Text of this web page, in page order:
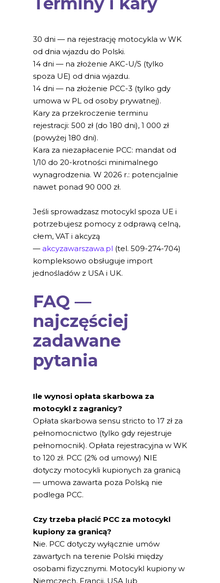
30 dni — na rejestrację motocykla w WK
od dnia wjazdu do Polski.
14 dni — na złożenie AKC-U/S (tylko
spoza UE) od dnia wjazdu.
14 dni — na złożenie PCC-3 (tylko gdy
umowa w PL od osoby prywatnej).
Kary za przekroczenie terminu
rejestracji: 500 zł (do 180 dni), 1 000 zł
(powyżej 180 dni).
Kara za niezapłacenie PCC: mandat od
1/10 do 20-krotności minimalnego
wynagrodzenia. W 2026 r.: potencjalnie
nawet ponad 90 000 zł.
Jeśli sprowadzasz motocykl spoza UE i
potrzebujesz pomocy z odprawą celną,
cłem, VAT i akcyzą
— akcyzawarszawa.pl (tel. 509-274-704)
kompleksowo obsługuje import
jednośladów z USA i UK.
FAQ —
najczęściej
zadawane
pytania
Ile wynosi opłata skarbowa za
motocykl z zagranicy?
Opłata skarbowa sensu stricto to 17 zł za
pełnomocnictwo (tylko gdy rejestruje
pełnomocnik). Opłata rejestracyjna w WK
to 120 zł. PCC (2% od umowy) NIE
dotyczy motocykli kupionych za granicą
— umowa zawarta poza Polską nie
podlega PCC.
Czy trzeba płacić PCC za motocykl
kupiony za granicą?
Nie. PCC dotyczy wyłącznie umów
zawartych na terenie Polski między
osobami fizycznymi. Motocykl kupiony w
Niemczech, Francji, USA lub